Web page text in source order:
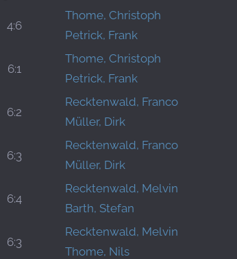
4:6
Thome, Christoph
Petrick, Frank
6:1
Thome, Christoph
Petrick, Frank
6:2
Recktenwald, Franco
Müller, Dirk
6:3
Recktenwald, Franco
Müller, Dirk
6:4
Recktenwald, Melvin
Barth, Stefan
6:3
Recktenwald, Melvin
Thome, Nils